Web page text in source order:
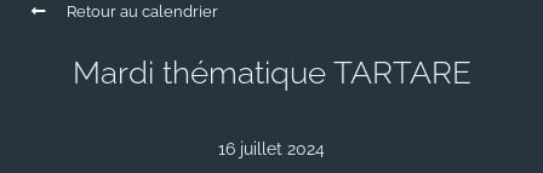
Retour au calendrier
Mardi thématique TARTARE
16 juillet 2024